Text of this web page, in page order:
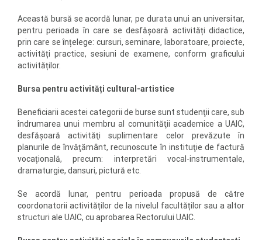
Această bursă se acordă lunar, pe durata unui an universitar,
pentru perioada în care se desfășoară activități didactice,
prin care se înțelege: cursuri, seminare, laboratoare, proiecte,
activități practice, sesiuni de examene, conform graficului
activităților.
Bursa pentru activități cultural-artistice
Beneficiarii acestei categorii de burse sunt studenţii care, sub
îndrumarea unui membru al comunităţii academice a UAIC,
desfăşoară activităţi suplimentare celor prevăzute în
planurile de învăţământ, recunoscute în instituţie de factură
vocațională, precum: interpretări vocal-instrumentale,
dramaturgie, dansuri, pictură etc.
Se acordă lunar, pentru perioada propusă de către
coordonatorii activităților de la nivelul facultăților sau a altor
structuri ale UAIC, cu aprobarea Rectorului UAIC.